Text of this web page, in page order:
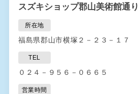
スズキショップ郡山美術館通り
所在地
福島県郡山市横塚２－２３－１７
TEL
０２４－９５６－０６６５
営業時間